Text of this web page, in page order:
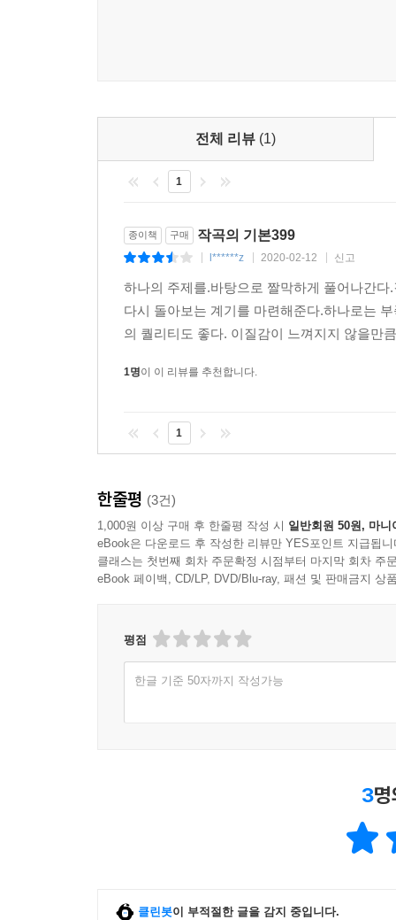
48 토닉으로 돌아오는 방법 P108
50 블루스에 대해서 P112
51 록의 금형 P114
Part4 작곡의 다양한 테크닉
53 금지된 방법(음의 충돌) P120
54 금지된 방법(평행5도와 평행8도) P122
55 마이너 스케일에서 빌려온 코드 P124
57 조바꿈의 순서 P128
59 기성곡을 애널라이즈한다 P132
60 리하모나이즈의 순서(시작) P134
62 리하모나이즈의 순서(멋지게) P138
63 간주를 만드는 방법 P140
64 스트링스 입력을 위한 Tips P142
65 오케스트라 악기를 쌓는 방법 P144
66 팝스/록의 레이어 방법 P146
68 얼터너티브에서 가져온 아이디어 P150
69 재즈 스탠더드에서 가져온 아이디어 P152
70 보사노바에서 가져온 아이디어 P154
78 브라스에서 주의할 점 P172
전체 리뷰 (1)
1
종이책 구매 작곡의 기본399
l******z 2020-02-12 신고
하나의 주제를.바탕으로 짤막하게 풀어나간
다시 돌아보는 계기를 마련해준다.하나로는
의 퀄리티도 좋다. 이질감이 느껴지지 않을만
1명이 이 리뷰를 추천합니다.
1
한줄평 (3건)
1,000원 이상 구매 후 한줄평 작성 시 일반회원 50원, 마니
eBook은 다운로드 후 작성한 리뷰만 YES포인트 지급됩니
클래스는 첫번째 회차 주문확정 시점부터 마지막 회차 주
eBook 페이백, CD/LP, DVD/Blu-ray, 패션 및 판매금지 상
평점
한글 기준 50자까지 작성가능
3
클린봇이 부적절한 글을 감지 중입니다.